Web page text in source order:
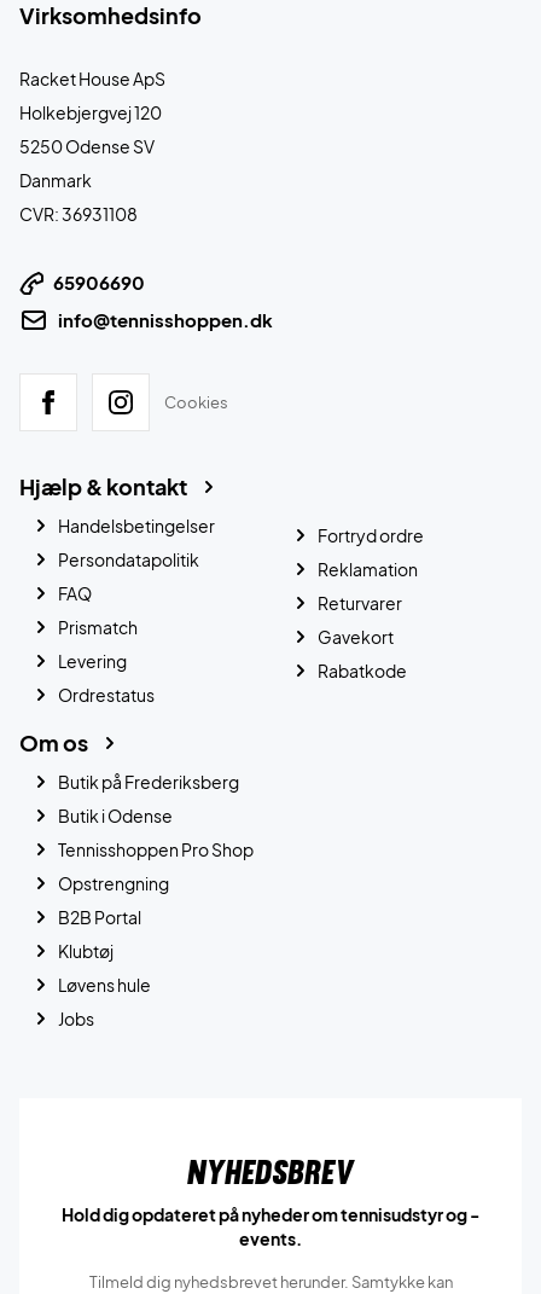
Virksomhedsinfo
Racket House ApS
Holkebjergvej 120
5250 Odense SV
Danmark
CVR: 36931108
65906690
info@tennisshoppen.dk
Cookies
Hjælp & kontakt
Handelsbetingelser
Persondatapolitik
FAQ
Prismatch
Levering
Ordrestatus
Fortryd ordre
Reklamation
Returvarer
Gavekort
Rabatkode
Om os
Butik på Frederiksberg
Butik i Odense
Tennisshoppen Pro Shop
Opstrengning
B2B Portal
Klubtøj
Løvens hule
Jobs
Nyhedsbrev
Hold dig opdateret på nyheder om tennisudstyr og -
events.
Tilmeld dig nyhedsbrevet herunder. Samtykke kan